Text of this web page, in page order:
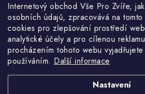
Internetový obchod Vše Pro Zvíře,
osobních údajů, zpracovává na
cookies pro zlepšování prostředí
analytické účely a pro cílenou
procházením tohoto webu
používáním. Další informace
Nastavení
Informace pro Vás
Ceník dopravy
Kontakty
Heuréka recenze